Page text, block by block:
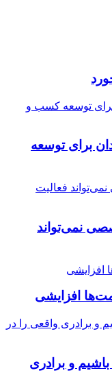
برای توسعه
نمی‌تواند
و برادری